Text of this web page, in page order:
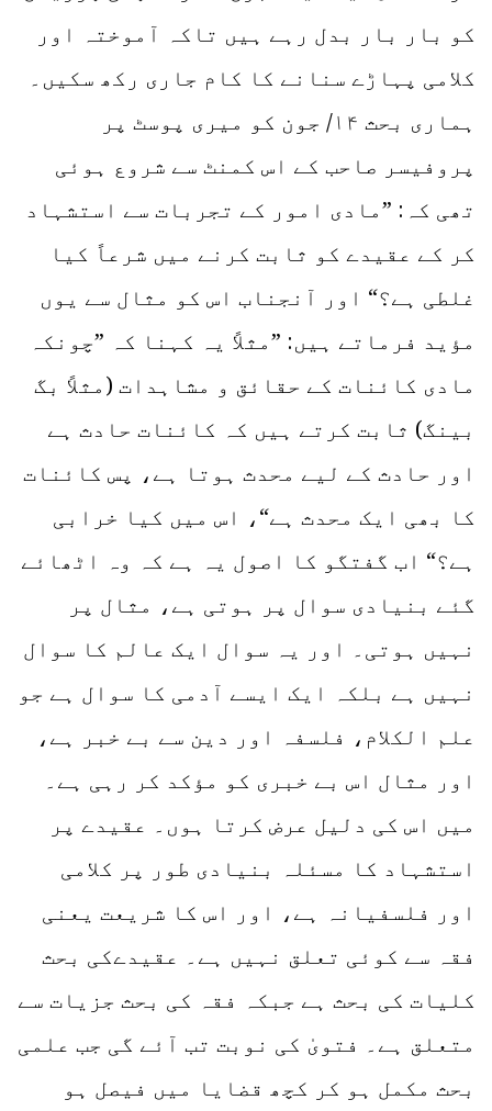
کو بار بار بدل رہے ہیں تاکہ آموختہ اور
کلامی پہاڑے سنانے کا کام جاری رکھ سکیں۔
ہماری بحث ۱۴/ جون کو میری پوسٹ پر
پروفیسر صاحب کے اس کمنٹ سے شروع ہوئی
تھی کہ: ”مادی امور کے تجربات سے استشہاد
کر کے عقیدے کو ثابت کرنے میں شرعاً کیا
غلطی ہے؟“ اور آنجناب اس کو مثال سے یوں
مؤید فرماتے ہیں: ”مثلاً یہ کہنا کہ ”چونکہ
مادی کائنات کے حقائق و مشاہدات (مثلاً بگ
بینگ) ثابت کرتے ہیں کہ کائنات حادث ہے
اور حادث کے لیے محدث ہوتا ہے، پس کائنات
کا بھی ایک محدث ہے“، اس میں کیا خرابی
ہے؟“ اب گفتگو کا اصول یہ ہے کہ وہ اٹھائے
گئے بنیادی سوال پر ہوتی ہے، مثال پر
نہیں ہوتی۔ اور یہ سوال ایک عالم کا سوال
نہیں ہے بلکہ ایک ایسے آدمی کا سوال ہے جو
علم الکلام، فلسفہ اور دین سے بے خبر ہے،
اور مثال اس بے خبری کو مؤکد کر رہی ہے۔
میں اس کی دلیل عرض کرتا ہوں۔ عقیدے پر
استشہاد کا مسئلہ بنیادی طور پر کلامی
اور فلسفیانہ ہے، اور اس کا شریعت یعنی
فقہ سے کوئی تعلق نہیں ہے۔ عقیدےکی بحث
کلیات کی بحث ہے جبکہ فقہ کی بحث جزیات سے
متعلق ہے۔ فتویٰ کی نوبت تب آئے گی جب علمی
بحث مکمل ہو کر کچھ قضایا میں فیصل ہو